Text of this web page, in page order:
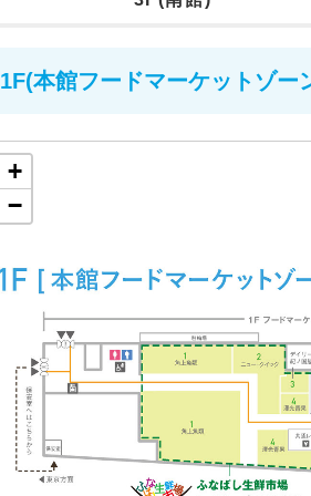
1F(本館フードマーケットゾー
+
−